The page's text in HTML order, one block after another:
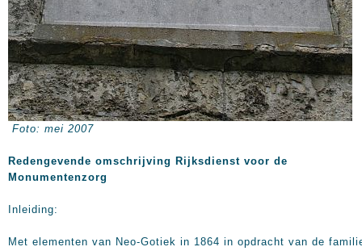
Foto: mei 2007
Redengevende omschrijving Rijksdienst voor de
Monumentenzorg
Inleiding:
Met elementen van Neo-Gotiek in 1864 in opdracht van de